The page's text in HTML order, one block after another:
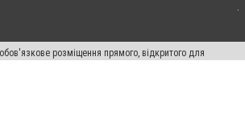
розміщення прямого, відкритого для